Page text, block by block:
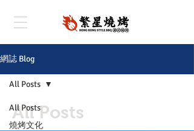
網誌 Blog
All Posts
燒烤文化
All Posts
All Posts